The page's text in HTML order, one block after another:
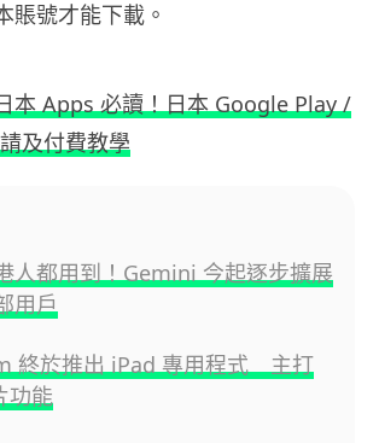
賬號才能下載。
本 Apps 必讀！日本 Google Play /
及付費教學
人都用到！Gemini 今起逐步擴展
用戶
終於推出 iPad 專用程式 主打
功能